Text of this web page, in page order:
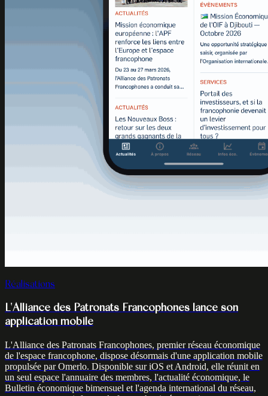
Réalisations
L'Alliance des Patronats Francophones lance son
application mobile
L'Alliance des Patronats Francophones, premier réseau économique
de l'espace francophone, dispose désormais d'une application mobile
propulsée par Omerlo. Disponible sur iOS et Android, elle réunit en
un seul espace l'annuaire des membres, l'actualité économique, le
Bulletin économique bimensuel et l'agenda international du réseau,